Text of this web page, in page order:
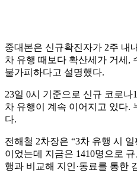
중대본은 신규확진자가 2주 내
차 유행 때보다 확산세가 거세,
불가피하다고 설명했다.
23일 0시 기준으로 신규 코로나
차 유행이 계속 이어지고 있다.
다.
전해철 2차장은 “3차 유행 시
이었는데 지금은 1410명으로
행과 비교해 지인·동료를 통한